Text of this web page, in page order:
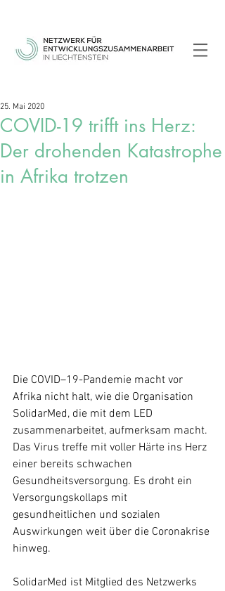
COVID-19 trifft ins Herz:
Der drohenden Katastrophe
in Afrika trotzen
25. Mai 2020
Die COVID–19-Pandemie macht vor
Afrika nicht halt, wie die Organisation
SolidarMed, die mit dem LED
zusammenarbeitet, aufmerksam macht.
Das Virus treffe mit voller Härte ins Herz
einer bereits schwachen
Gesundheitsversorgung. Es droht ein
Versorgungskollaps mit
gesundheitlichen und sozialen
Auswirkungen weit über die Coronakrise
hinweg.
SolidarMed ist Mitglied des Netzwerks